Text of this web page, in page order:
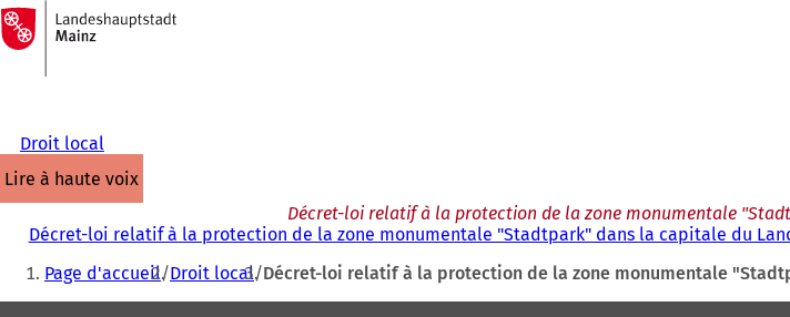
Accéder au contenu
Vers
la
page
d'accueil
Droit local
lire à haute voix
Décret-loi relatif à la protection de la zone monumentale
Décret-loi relatif à la protection de la zone monumentale "Stadtpark" dans la capitale du Land
Vous
êtes
Page d'accueil Droit local Décret-loi relatif à la protection de la zone monumentale